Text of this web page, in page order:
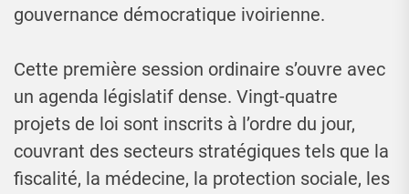
gouvernance démocratique ivoirienne.
Cette première session ordinaire s’ouvre avec
un agenda législatif dense. Vingt-quatre
projets de loi sont inscrits à l’ordre du jour,
couvrant des secteurs stratégiques tels que la
fiscalité, la médecine, la protection sociale, les